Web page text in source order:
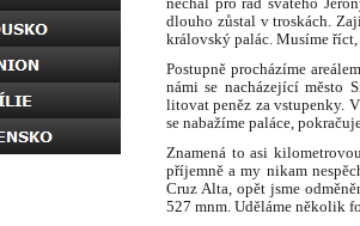
dlouho zůstal v troskách.
královský palác. Musíme říct,
Postupně procházíme
námi se nacházející město
litovat peněz za vstupenky.
se nabažíme paláce,
Znamená to asi
příjemně a my nikam
Cruz Alta, opět jsme
527 mnm. Uděláme několik